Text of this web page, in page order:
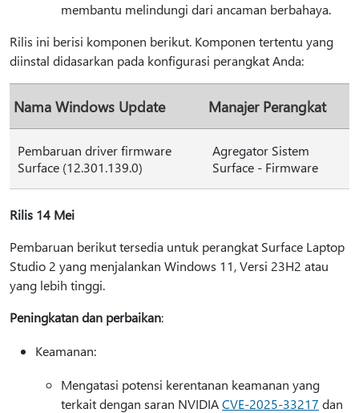
membantu melindungi dari ancaman berbahaya.
Rilis ini berisi komponen berikut. Komponen tertentu yang
diinstal didasarkan pada konfigurasi perangkat Anda:
Nama Windows Update Manajer Perangkat
Pembaruan driver firmware
Surface (12.301.139.0)
Agregator Sistem
Surface - Firmware
Rilis 14 Mei
Pembaruan berikut tersedia untuk perangkat Surface Laptop
Studio 2 yang menjalankan Windows 11, Versi 23H2 atau
yang lebih tinggi.
Peningkatan dan perbaikan:
Keamanan:
Mengatasi potensi kerentanan keamanan yang
terkait dengan saran NVIDIACVE-2025-33217 dan